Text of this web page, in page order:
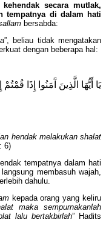
kehendak secara mutlak,
tempatnya di dalam hati
bersabda:
”, beliau tidak mengatakan
dengan beberapa hal:
يَا أَيُّهَا الَّذِينَ آَمَنُوا إِذَا
hendak melakukan shalat
6)
tempatnya dalam hati
membasuh wajah,
dahulu.
kepada orang yang keliru
maka sempurnakanlah
lalu bertakbirlah” Hadits